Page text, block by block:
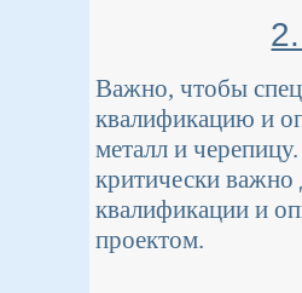
Важно, чтобы
квалификацию и
металл и
критически
квалификации и
проектом.